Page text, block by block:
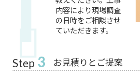
内容により現場調査
の日時をご相談させ
ていただきます。
Step 3 お見積りとご提案